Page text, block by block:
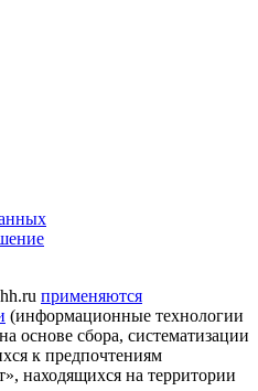
применяются
(информационные технологии
основе сбора, систематизации
к предпочтениям
находящихся на территории